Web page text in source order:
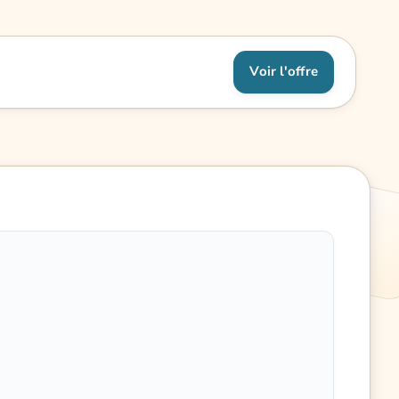
Voir l'offre